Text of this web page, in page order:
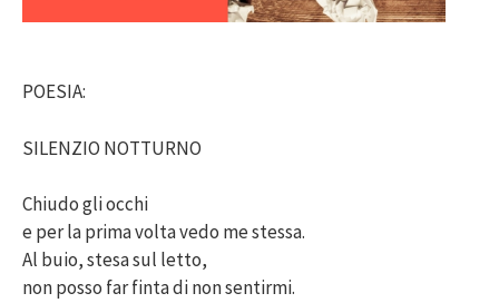
POESIA:
SILENZIO NOTTURNO
Chiudo gli occhi
e per la prima volta vedo me stessa.
Al buio, stesa sul letto,
non posso far finta di non sentirmi.